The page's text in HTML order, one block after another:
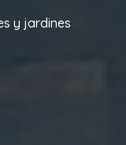
y jardines